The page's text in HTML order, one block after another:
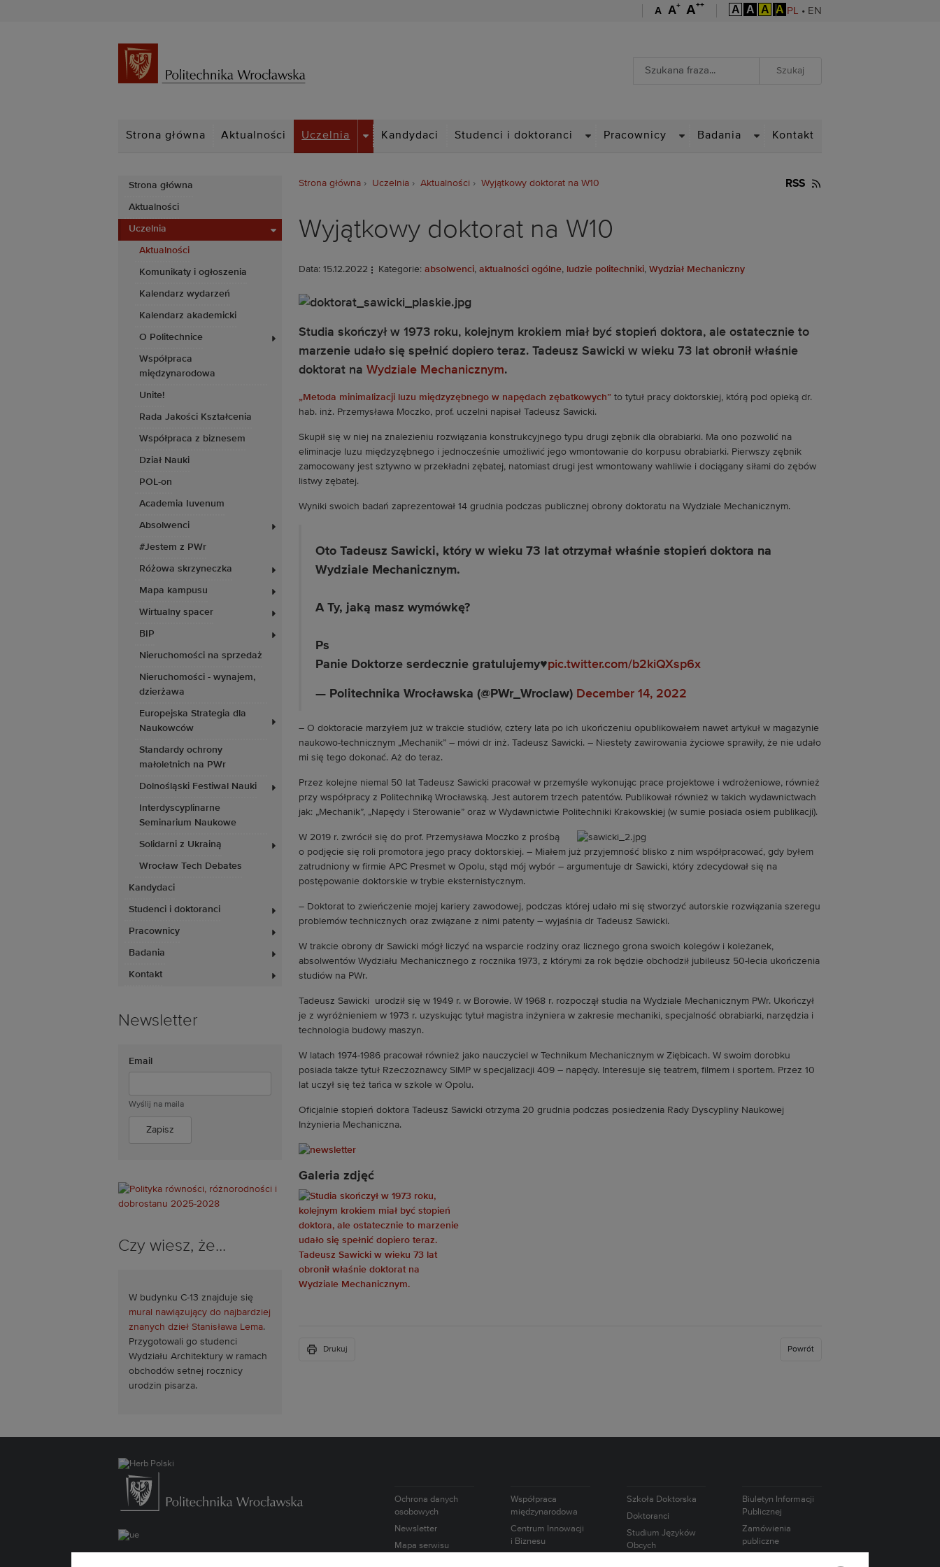
A A+ A++ A A A A PL • EN
Wyszukiwarka
Strona główna Aktualności Uczelnia
DROPDOWN
Kandydaci Studenci i doktoranci Pracownicy Badania Kontakt
Strona główna
Aktualności
Uczelnia
Aktualności
Komunikaty i ogłoszenia
Kalendarz wydarzeń
Kalendarz akademicki
O Politechnice
Współpraca
międzynarodowa
Unite!
Rada Jakości Kształcenia
Współpraca z biznesem
Dział Nauki
POL-on
Academia Iuvenum
Absolwenci
#Jestem z PWr
Różowa skrzyneczka
Mapa kampusu
Wirtualny spacer
BIP
Nieruchomości na sprzedaż
Nieruchomości - wynajem,
dzierżawa
Europejska Strategia dla
Naukowców
Standardy ochrony
małoletnich na PWr
Dolnośląski Festiwal Nauki
Interdyscyplinarne
Seminarium Naukowe
Solidarni z Ukrainą
Wrocław Tech Debates
Kandydaci
Studenci i doktoranci
Pracownicy
Badania
Kontakt
Newsletter
Email
Wyślij na maila
Czy wiesz, że...
W budynku C-13 znajduje się
mural nawiązujący do najbardziej
znanych dzieł Stanisława Lema.
Przygotowali go studenci
Wydziału Architektury w ramach
obchodów setnej rocznicy
urodzin pisarza.
Strona główna Uczelnia Aktualności Wyjątkowy doktorat na W10 RSS
Wyjątkowy doktorat na W10
Data: 15.12.2022 Kategorie: absolwenci, aktualności ogólne, ludzie politechniki, Wydział Mechaniczny
Studia skończył w 1973 roku, kolejnym krokiem miał być stopień doktora, ale ostatecznie to
marzenie udało się spełnić dopiero teraz. Tadeusz Sawicki w wieku 73 lat obronił właśnie
doktorat na Wydziale Mechanicznym.
„Metoda minimalizacji luzu międzyzębnego w napędach zębatkowych”to tytuł pracy doktorskiej, którą pod opieką dr.
hab. inż. Przemysława Moczko, prof. uczelni napisał Tadeusz Sawicki.
Skupił się w niej na znalezieniu rozwiązania konstrukcyjnego typu drugi zębnik dla obrabiarki. Ma ono pozwolić na
eliminacje luzu międzyzębnego i jednocześnie umożliwić jego wmontowanie do korpusu obrabiarki. Pierwszy zębnik
zamocowany jest sztywno w przekładni zębatej, natomiast drugi jest wmontowany wahliwie i dociągany siłami do zębów
listwy zębatej.
Wyniki swoich badań zaprezentował 14 grudnia podczas publicznej obrony doktoratu na Wydziale Mechanicznym.
Oto Tadeusz Sawicki, który w wieku 73 lat otrzymał właśnie stopień doktora na
Wydziale Mechanicznym.
A Ty, jaką masz wymówkę?
Ps
Panie Doktorze serdecznie gratulujemy♥️pic.twitter.com/b2kiQXsp6x
— Politechnika Wrocławska (@PWr_Wroclaw) December 14, 2022
– O doktoracie marzyłem już w trakcie studiów, cztery lata po ich ukończeniu opublikowałem nawet artykuł w magazynie
naukowo-technicznym „Mechanik” – mówi dr inż. Tadeusz Sawicki. – Niestety zawirowania życiowe sprawiły, że nie udało
mi się tego dokonać. Aż do teraz.
Przez kolejne niemal 50 lat Tadeusz Sawicki pracował w przemyśle wykonując prace projektowe i wdrożeniowe, również
przy współpracy z Politechniką Wrocławską. Jest autorem trzech patentów. Publikował również w takich wydawnictwach
jak: „Mechanik”, „Napędy i Sterowanie” oraz w Wydawnictwie Politechniki Krakowskiej (w sumie posiada osiem publikacji).
W 2019 r. zwrócił się do prof. Przemysława Moczko z prośbą
o podjęcie się roli promotora jego pracy doktorskiej. – Miałem już przyjemność blisko z nim współpracować, gdy byłem
zatrudniony w firmie APC Presmet w Opolu, stąd mój wybór – argumentuje dr Sawicki, który zdecydował się na
postępowanie doktorskie w trybie eksternistycznym.
– Doktorat to zwieńczenie mojej kariery zawodowej, podczas której udało mi się stworzyć autorskie rozwiązania szeregu
problemów technicznych oraz związane z nimi patenty – wyjaśnia dr Tadeusz Sawicki.
W trakcie obrony dr Sawicki mógł liczyć na wsparcie rodziny oraz licznego grona swoich kolegów i koleżanek,
absolwentów Wydziału Mechanicznego z rocznika 1973, z którymi za rok będzie obchodził jubileusz 50-lecia ukończenia
studiów na PWr.
Tadeusz Sawicki urodził się w 1949 r. w Borowie. W 1968 r. rozpoczął studia na Wydziale Mechanicznym PWr. Ukończył
je z wyróżnieniem w 1973 r. uzyskując tytuł magistra inżyniera w zakresie mechaniki, specjalność obrabiarki, narzędzia i
technologia budowy maszyn.
W latach 1974-1986 pracował również jako nauczyciel w Technikum Mechanicznym w Ziębicach. W swoim dorobku
posiada także tytuł Rzeczoznawcy SIMP w specjalizacji 409 – napędy. Interesuje się teatrem, filmem i sportem. Przez 10
lat uczył się też tańca w szkole w Opolu.
Oficjalnie stopień doktora Tadeusz Sawicki otrzyma 20 grudnia podczas posiedzenia Rady Dyscypliny Naukowej
Inżynieria Mechaniczna.
Galeria zdjęć
Drukuj Powrót
Ochrona danych
osobowych
Newsletter
Mapa serwisu
Współpraca
międzynarodowa
Centrum Innowacji
i Biznesu
Szkoła Doktorska
Doktoranci
Studium Języków
Obcych
Biuletyn Informacji
Publicznej
Zamówienia
publiczne